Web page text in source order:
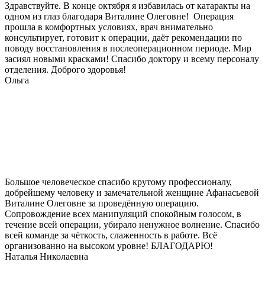
Здравствуйте. В конце октября я избавилась от катаракты на
одном из глаз благодаря Виталине Олеговне! Операция
прошла в комфортных условиях, врач внимательно
консультирует, готовит к операции, даёт рекомендации по
поводу восстановления в послеоперационном периоде. Мир
засиял новыми красками! Спасибо доктору и всему персоналу
отделения. Доброго здоровья!
Ольга
Большое человеческое спасибо крутому профессионалу,
добрейшему человеку и замечательной женщине Афанасьевой
Виталине Олеговне за проведённую операцию.
Сопровождение всех манипуляций спокойным голосом, в
течение всей операции, убирало ненужное волнение. Спасибо
всей команде за чёткость, слаженность в работе. Всё
организованно на высоком уровне! БЛАГОДАРЮ!
Наталья Николаевна